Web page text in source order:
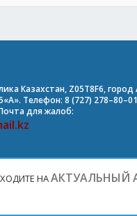
Казахстан, Z05T8F6, город
Телефон: 8 (727)
для жалоб:
НААКТУАЛЬНЫЙ